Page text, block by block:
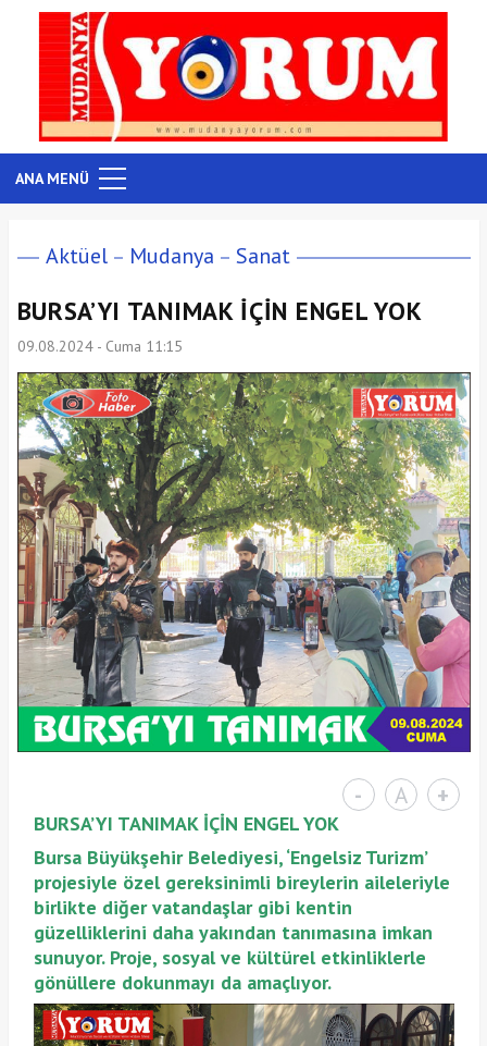
ANA MENÜ
Aktüel Mudanya Sanat
BURSA’YI TANIMAK İÇİN ENGEL YOK
09.08.2024 - Cuma 11:15
- A +
BURSA’YI TANIMAK İÇİN ENGEL YOK
Bursa Büyükşehir Belediyesi, ‘Engelsiz Turizm’
projesiyle özel gereksinimli bireylerin aileleriyle
birlikte diğer vatandaşlar gibi kentin
güzelliklerini daha yakından tanımasına imkan
sunuyor. Proje, sosyal ve kültürel etkinliklerle
gönüllere dokunmayı da amaçlıyor.